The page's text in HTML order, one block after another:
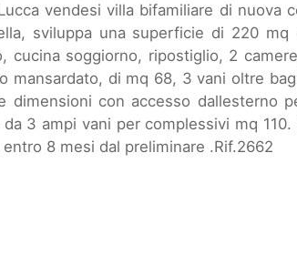
vendesi villa bifamiliare di nuova
sviluppa una superficie di 220
cucina soggiorno, ripostiglio, 2
mansardato, di mq 68, 3 vani oltre
dimensioni con accesso dallesterno
3 ampi vani per complessivi mq
8 mesi dal preliminare .Rif.2662